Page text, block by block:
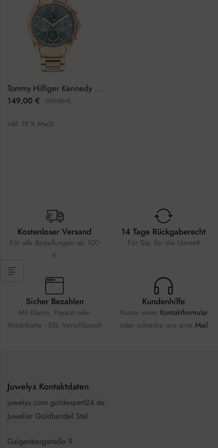
Tommy Hilfiger Kennedy 1782386 Damenuhr
149,00 € 199,00€
inkl. 19 % MwSt.
Kostenloser Versand
Für alle Bestellungen ab 100
€
14 Tage Rückgaberecht
Für Sie, für die Umwelt
Sicher Bezahlen
Mit Klarna, Paypal oder
Kreditkarte - SSL Verschlüsselt
Kundenhilfe
Nutze unser Kontaktformular
oder schreibe uns eine Mail
Juwelyx Kontaktdaten
juwelyx.com goldexpert24.de
Juwelier Goldhandel Stel
Galgenbergstraße 9